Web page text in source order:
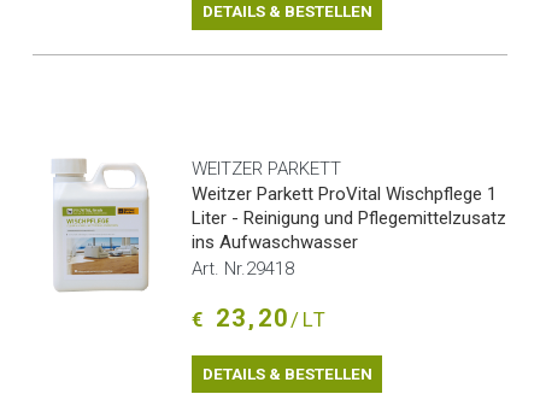
DETAILS & BESTELLEN
WEITZER PARKETT
Weitzer Parkett ProVital Wischpflege 1
Liter - Reinigung und Pflegemittelzusatz
ins Aufwaschwasser
Art. Nr.29418
€ 23,20/LT
DETAILS & BESTELLEN